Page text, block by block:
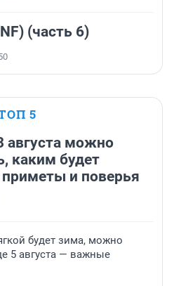
(часть 6)
5
августа можно
каким будет
и поверья
будет зима, можно
5 августа — важные